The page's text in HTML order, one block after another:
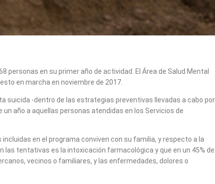
personas en su primer año de actividad. El Área de Salud Mental
en marcha en noviembre de 2017.
suicida -dentro de las estrategias preventivas llevadas a cabo por
año a aquellas personas atendidas en los Servicios de
en el programa conviven con su familia, y respecto a la
tentativas es la intoxicación farmacológica y que en un 45% de
vecinos o familiares, y las enfermedades, dolores o